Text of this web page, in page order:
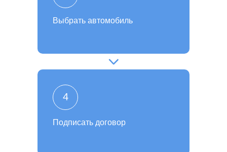
Подписать договор
4
Выбрать автомобиль